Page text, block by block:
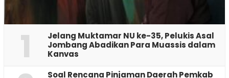
1
Jelang Muktamar NU ke-35, Pelukis Asal
Jombang Abadikan Para Muassis dalam
Kanvas
‎Soal Rencana Pinjaman Daerah Pemkab